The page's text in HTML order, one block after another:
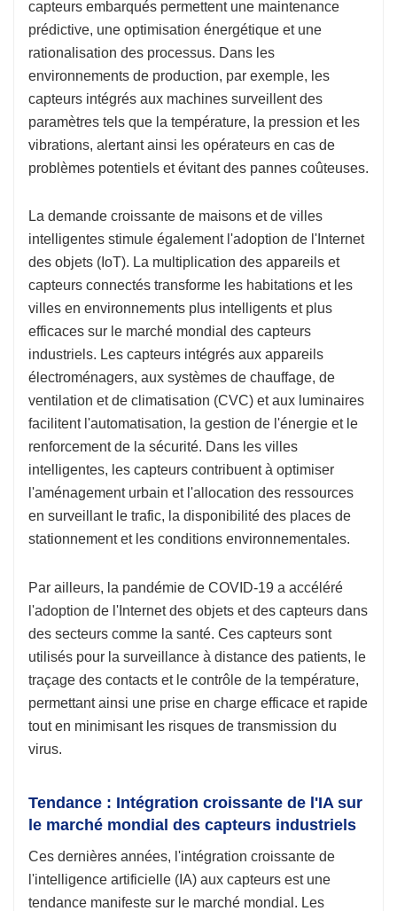
capteurs embarqués permettent une maintenance
prédictive, une optimisation énergétique et une
rationalisation des processus. Dans les
environnements de production, par exemple, les
capteurs intégrés aux machines surveillent des
paramètres tels que la température, la pression et les
vibrations, alertant ainsi les opérateurs en cas de
problèmes potentiels et évitant des pannes coûteuses.
La demande croissante de maisons et de villes
intelligentes stimule également l'adoption de l'Internet
des objets (IoT). La multiplication des appareils et
capteurs connectés transforme les habitations et les
villes en environnements plus intelligents et plus
efficaces sur le marché mondial des capteurs
industriels. Les capteurs intégrés aux appareils
électroménagers, aux systèmes de chauffage, de
ventilation et de climatisation (CVC) et aux luminaires
facilitent l'automatisation, la gestion de l'énergie et le
renforcement de la sécurité. Dans les villes
intelligentes, les capteurs contribuent à optimiser
l'aménagement urbain et l'allocation des ressources
en surveillant le trafic, la disponibilité des places de
stationnement et les conditions environnementales.
Par ailleurs, la pandémie de COVID-19 a accéléré
l'adoption de l'Internet des objets et des capteurs dans
des secteurs comme la santé. Ces capteurs sont
utilisés pour la surveillance à distance des patients, le
traçage des contacts et le contrôle de la température,
permettant ainsi une prise en charge efficace et rapide
tout en minimisant les risques de transmission du
virus.
Tendance : Intégration croissante de l'IA sur
le marché mondial des capteurs industriels
Ces dernières années, l'intégration croissante de
l'intelligence artificielle (IA) aux capteurs est une
tendance manifeste sur le marché mondial. Les